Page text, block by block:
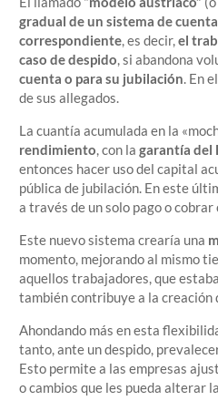
gradual de un sistema de
correspondiente, es decir,el
caso de despido, si abandona
cuenta o para su jubilación. En
de sus allegados.
La cuantía acumulada en la
rendimiento, con lagarantía del
entonces hacer uso del capital
pública de jubilación. En este
a través de un solo pago o
Este nuevo sistema crearía una
momento, mejorando al mismo
aquellos trabajadores, que
también contribuye a la creación
Ahondando más en esta
tanto, ante un despido,
Esto permite a las empresas
o cambios que les pueda alterar